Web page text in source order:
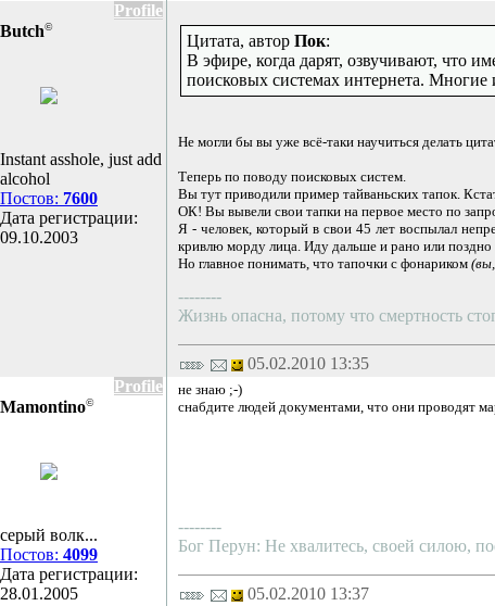
Profile
Butch©
Instant asshole, just add
alcohol
Постов: 7600
Дата регистрации:
09.10.2003
Цитата, автор Пок:
В эфире, когда дарят, озвучивают, что
поисковых системах интернета. Многие
Не могли бы вы уже всё-таки научиться делать
Теперь по поводу поисковых систем.
Вы тут приводили пример тайваньских тапок.
ОК! Вы вывели свои тапки на первое место по
Я - человек, который в свои 45 лет воспылал
кривлю морду лица. Иду дальше и рано или
Но главное понимать, что тапочки с фонариком
--------
Жизнь опасна, потому что смертность
05.02.2010 13:35
Profile
Mamontino©
серый волк...
Постов: 4099
Дата регистрации:
28.01.2005
не знаю ;-)
снабдите людей документами, что они проводят
--------
Бог Перун: Не хвалитесь, своей силою,
05.02.2010 13:37